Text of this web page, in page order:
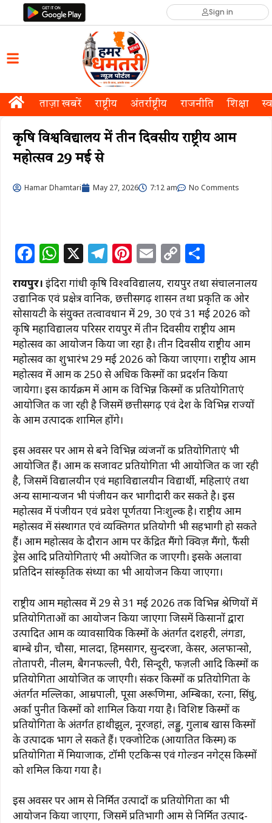
Sign in
ताज़ा खबरें राष्ट्रीय अंतर्राष्ट्रीय राजनीति शिक्षा
कृषि विश्वविद्यालय में तीन दिवसीय राष्ट्रीय आम
महोत्सव 29 मई से
Hamar Dhamtari May 27, 2026 7:12 am No Comments
F
a
c
e
b
o
o
k
W
h
at
s
A
p
p
X T
el
e
g
ra
m
Pi
n
te
re
st
E
m
ai
l
C
o
p
y
Li
n
k
h
ar
e
रायपुर। इंदिरा गांधी कृषि विश्वविद्यालय, रायपुर तथा संचालनालय
उद्यानिकी एवं प्रक्षेत्र वानिकी, छत्तीसगढ़ शासन तथा प्रकृति की ओर
सोसायटी के संयुक्त तत्वावधान में 29, 30 एवं 31 मई 2026 को
कृषि महाविद्यालय परिसर रायपुर में तीन दिवसीय राष्ट्रीय आम
महोत्सव का आयोजन किया जा रहा है। तीन दिवसीय राष्ट्रीय आम
महोत्सव का शुभारंभ 29 मई 2026 को किया जाएगा। राष्ट्रीय आम
महोत्सव में आम की 250 से अधिक किस्मों का प्रदर्शन किया
जायेगा। इस कार्यक्रम में आम की विभिन्न किस्मों की प्रतियोगिताएं
आयोजित की जा रही है जिसमें छत्तीसगढ़ एवं देश के विभिन्न राज्यों
के आम उत्पादक शामिल होंगे।
इस अवसर पर आम से बने विभिन्न व्यंजनों की प्रतियोगिताएं भी
आयोजित हैं। आम की सजावट प्रतियोगिता भी आयोजित की जा रही
है, जिसमें विद्यालयीन एवं महाविद्यालयीन विद्यार्थी, महिलाएं तथा
अन्य सामान्यजन भी पंजीयन कर भागीदारी कर सकते है। इस
महोत्सव में पंजीयन एवं प्रवेश पूर्णतया निःशुल्क है। राष्ट्रीय आम
महोत्सव में संस्थागत एवं व्यक्तिगत प्रतियोगी भी सहभागी हो सकते
हैं। आम महोत्सव के दौरान आम पर केंद्रित मैंगो क्विज़ मैंगो, फैंसी
ड्रेस आदि प्रतियोगिताएं भी अयोजित की जाएगी। इसके अलावा
प्रतिदिन सांस्कृतिक संध्या का भी आयोजन किया जाएगा।
राष्ट्रीय आम महोत्सव में 29 से 31 मई 2026 तक विभिन्न श्रेणियों में
प्रतियोगिताओं का आयोजन किया जाएगा जिसमें किसानों द्वारा
उत्पादित आम की व्यावसायिक किस्मों के अंतर्गत दशहरी, लंगडा,
बाम्बे ग्रीन, चौसा, मालदा, हिमसागर, सुन्दरजा, केसर, अलफान्सो,
तोतापरी, नीलम, बैगनफल्ली, पैरी, सिन्दूरी, फज़ली आदि किस्मों की
प्रतियोगिता आयोजित की जाएगी। संकर किस्मों की प्रतियोगिता के
अंतर्गत मल्लिका, आम्रपाली, पूसा अरूणिमा, अम्बिका, रत्ना, सिंधु,
अर्का पुनीत किस्मों को शामिल किया गया है। विशिष्ट किस्मों की
प्रतियोगिता के अंतर्गत हाथीझुल, नूरजहां, लड्डु, गुलाब खास किस्मों
के उत्पादक भाग ले सकते हैं। एक्जोटिक (आयातित किस्म) की
प्रतियोगिता में मियाजाकी, टॉमी एटकिन्स एवं गोल्डन नगेट्स किस्मों
को शमिल किया गया है।
इस अवसर पर आम से निर्मित उत्पादों की प्रतियोगिता का भी
आयोजन किया जाएगा, जिसमें प्रतिभागी आम से निर्मित उत्पाद-